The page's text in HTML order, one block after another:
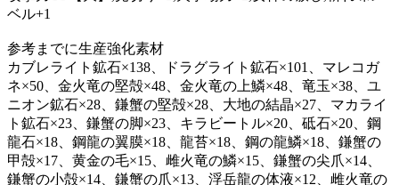
ベル+1
参考までに生産強化素材
カブレライト鉱石×138、ドラグライト鉱石×101、マレコガ
ネ×50、金火竜の堅殻×48、金火竜の上鱗×48、竜玉×38、ユ
ニオン鉱石×28、鎌蟹の堅殻×28、大地の結晶×27、マカライ
ト鉱石×23、鎌蟹の脚×23、キラビートル×20、砥石×20、鋼
龍石×18、鋼龍の翼膜×18、龍苔×18、鋼の龍鱗×18、鎌蟹の
甲殻×17、黄金の毛×15、雌火竜の鱗×15、鎌蟹の尖爪×14、
鎌蟹の小殻×14、鎌蟹の爪×13、浮岳龍の体液×12、雌火竜の